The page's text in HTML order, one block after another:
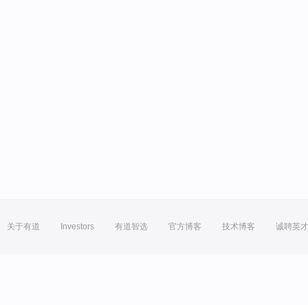
关于有道 Investors 有道智选 官方博客 技术博客 诚聘英才